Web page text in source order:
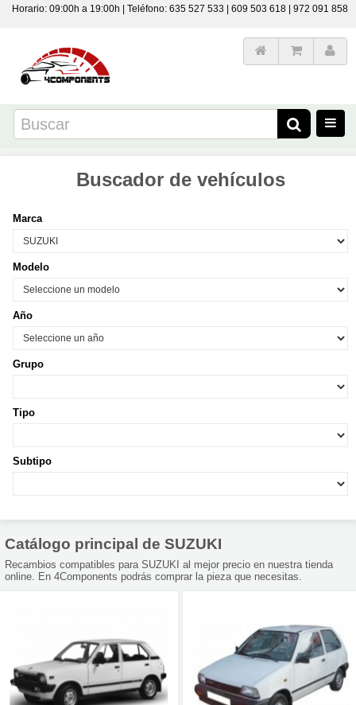
Horario: 09:00h a 19:00h | Teléfono: 635 527 533 | 609 503 618 | 972 091 858
Buscador de vehículos
Marca
Modelo
Año
Grupo
Tipo
Subtipo
Catálogo principal de SUZUKI
Recambios compatibles para SUZUKI al mejor precio en nuestra tienda
online. En 4Components podrás comprar la pieza que necesitas.